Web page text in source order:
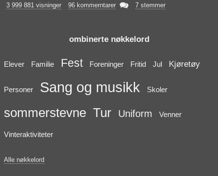
3 999 881 visninger 96 kommerntarer  7 stemmer
ombinerte nøkkelord
Elever Familie Fest Foreninger Fritid Jul Kjøretøy
Personer Sang og musikk Skoler
sommerstevne Tur Uniform Venner
Vinteraktiviteter
Alle nøkkelord